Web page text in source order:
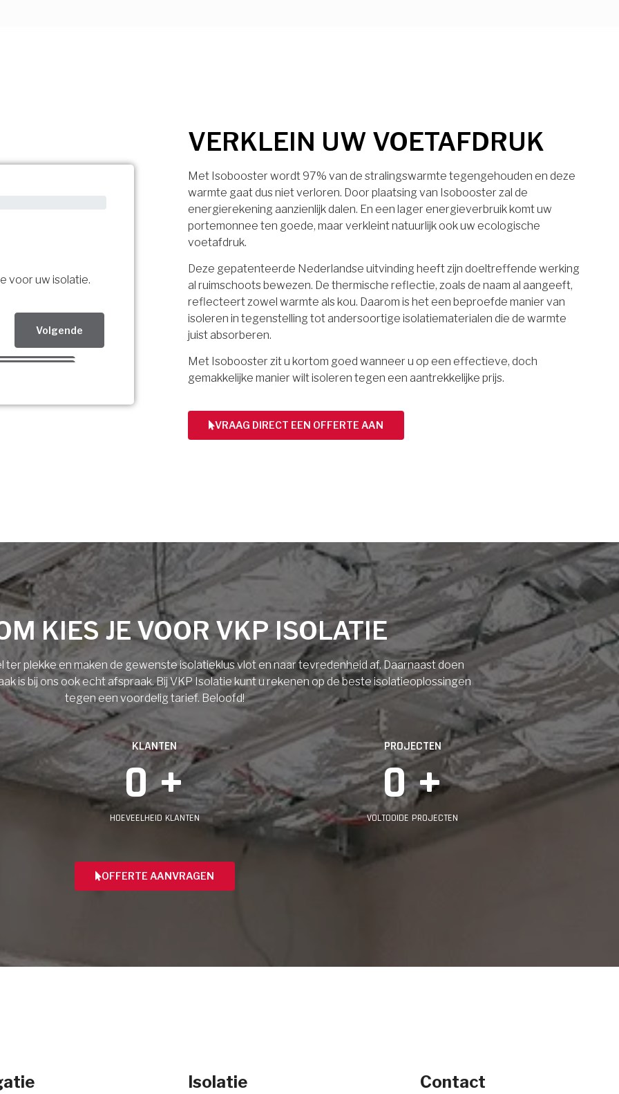
voor uw isolatie.
Volgende
VERKLEIN UW VOETAFDRUK
Met Isobooster wordt 97% van de stralingswarmte tegengehouden en deze
warmte gaat dus niet verloren. Door plaatsing van Isobooster zal de
energierekening aanzienlijk dalen. En een lager energieverbruik komt uw
portemonnee ten goede, maar verkleint natuurlijk ook uw ecologische
voetafdruk.
Deze gepatenteerde Nederlandse uitvinding heeft zijn doeltreffende werking
al ruimschoots bewezen. De thermische reflectie, zoals de naam al aangeeft,
reflecteert zowel warmte als kou. Daarom is het een beproefde manier van
isoleren in tegenstelling tot andersoortige isolatiematerialen die de warmte
juist absorberen.
Met Isobooster zit u kortom goed wanneer u op een effectieve, doch
gemakkelijke manier wilt isoleren tegen een aantrekkelijke prijs.
VRAAG DIRECT EEN OFFERTE AAN
KIES JE VOOR VKP ISOLATIE
ter plekke en maken de gewenste isolatieklus vlot en naar tevredenheid af. Daarnaast doen
is bij ons ook echt afspraak. Bij VKP Isolatie kunt u rekenen op de beste isolatieoplossingen
tegen een voordelig tarief. Beloofd!
KLANTEN
0 +
HOEVEELHEID KLANTEN
PROJECTEN
0 +
VOLTOOIDE PROJECTEN
OFFERTE AANVRAGEN
Isolatie Contact